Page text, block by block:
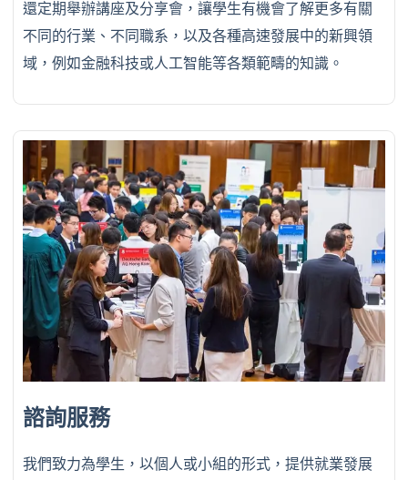
還定期舉辦講座及分享會，讓學生有機會了解更多有關
不同的行業、不同職系，以及各種高速發展中的新興領
域，例如金融科技或人工智能等各類範疇的知識。
諮詢服務
我們致力為學生，以個人或小組的形式，提供就業發展